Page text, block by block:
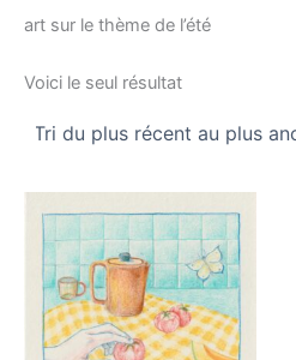
art sur le thème de l’été
Voici le seul résultat